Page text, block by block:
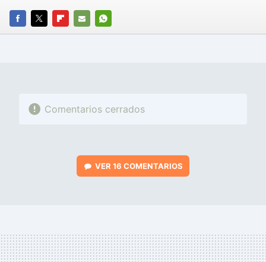
FACEBOOK
TWITTERFLIPBOARD
E-
WHATSAPP
Comentarios cerrados
VER 16 COMENTARIOS